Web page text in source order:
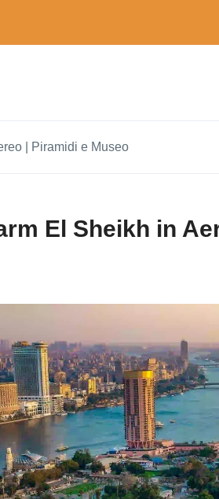
| Piramidi e Museo
El Sheikh in